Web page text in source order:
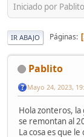
Iniciado por
IR ABAJO Páginas
Pablito
Mayo 24, 2023,
Hola zonteros,
se remontan al
La cosa es que